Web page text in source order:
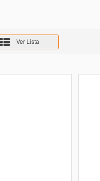
Ver Lista